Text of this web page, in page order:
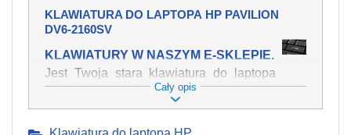
KLAWIATURA DO LAPTOPA HP PAVILION
DV6-2160SV
KLAWIATURY W NASZYM E-SKLEPIE.
Jest Twoja stara klawiatura do laptopa
HP Pavilion dv6-2160sv mechanicznie
uszkodzona, polałeś ją płynem, który
Cały opis